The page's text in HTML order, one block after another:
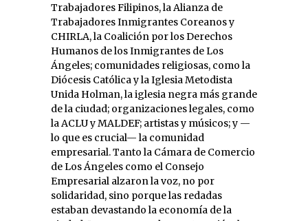
Trabajadores Filipinos, la Alianza de
Trabajadores Inmigrantes Coreanos y
CHIRLA, la Coalición por los Derechos
Humanos de los Inmigrantes de Los
Ángeles; comunidades religiosas, como la
Diócesis Católica y la Iglesia Metodista
Unida Holman, la iglesia negra más grande
de la ciudad; organizaciones legales, como
la ACLU y MALDEF; artistas y músicos; y —
lo que es crucial— la comunidad
empresarial. Tanto la Cámara de Comercio
de Los Ángeles como el Consejo
Empresarial alzaron la voz, no por
solidaridad, sino porque las redadas
estaban devastando la economía de la